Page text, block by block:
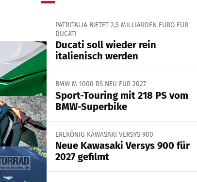
PATRITALIA BIETET 2,5 MILLIARDEN EURO FÜR
DUCATI
Ducati soll wieder rein
italienisch werden
BMW M 1000 RS NEU FÜR 2027
Sport-Touring mit 218 PS vom
BMW-Superbike
ERLKÖNIG KAWASAKI VERSYS 900
Neue Kawasaki Versys 900 für
2027 gefilmt